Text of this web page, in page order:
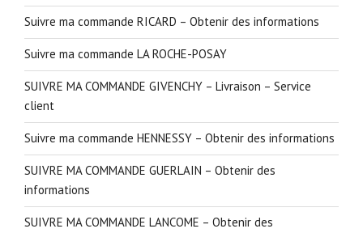
Suivre ma commande RICARD – Obtenir des informations
Suivre ma commande LA ROCHE-POSAY
SUIVRE MA COMMANDE GIVENCHY – Livraison – Service
client
Suivre ma commande HENNESSY – Obtenir des informations
SUIVRE MA COMMANDE GUERLAIN – Obtenir des
informations
SUIVRE MA COMMANDE LANCOME – Obtenir des